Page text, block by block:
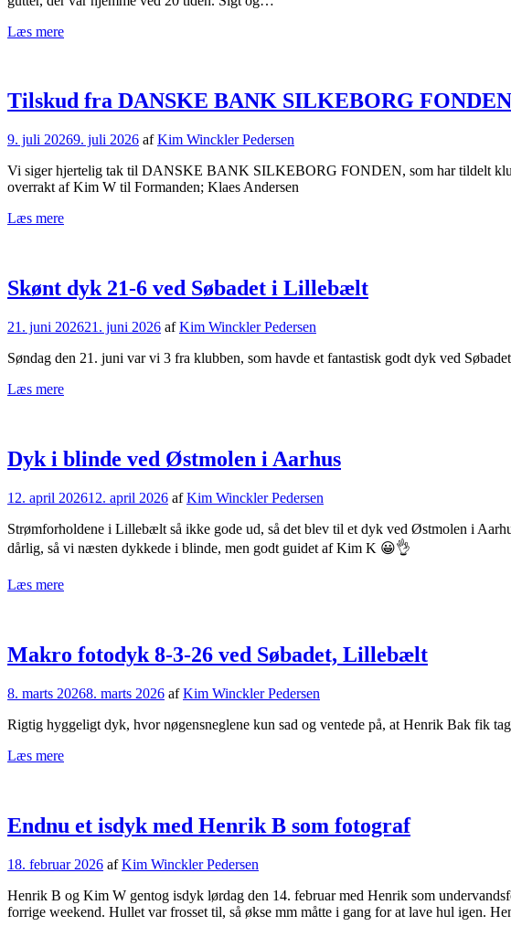
Læs mere
Tilskud fra DANSKE BANK SILKEBORG FONDEN
9. juli 20269. juli 2026 afKim Winckler Pedersen
Vi siger hjertelig tak til DANSKE BANK SILKEBORG FONDEN, som har tildelt
overrakt af Kim W til Formanden; Klaes Andersen
Læs mere
Skønt dyk 21-6 ved Søbadet i Lillebælt
21. juni 202621. juni 2026 afKim Winckler Pedersen
Søndag den 21. juni var vi 3 fra klubben, som havde et fantastisk godt dyk ved
Læs mere
Dyk i blinde ved Østmolen i Aarhus
12. april 202612. april 2026 afKim Winckler Pedersen
Strømforholdene i Lillebælt så ikke gode ud, så det blev til et dyk ved Østmolen i
dårlig, så vi næsten dykkede i blinde, men godt guidet af Kim K 😀👌
Læs mere
Makro fotodyk 8-3-26 ved Søbadet, Lillebælt
8. marts 20268. marts 2026 afKim Winckler Pedersen
Rigtig hyggeligt dyk, hvor nøgensneglene kun sad og ventede på, at Henrik Bak fik
Læs mere
Endnu et isdyk med Henrik B som fotograf
18. februar 2026 afKim Winckler Pedersen
Henrik B og Kim W gentog isdyk lørdag den 14. februar med Henrik som
forrige weekend. Hullet var frosset til, så økse mm måtte i gang for at lave hul igen.